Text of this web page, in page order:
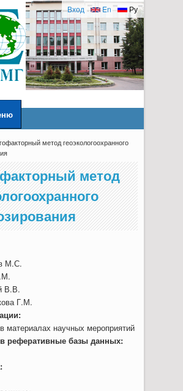
Ру
En
Вход
метод геоэкологоохранного
метод
М.С.
В.В.
Г.М.
материалах научных мероприятий
реферативные базы данных: